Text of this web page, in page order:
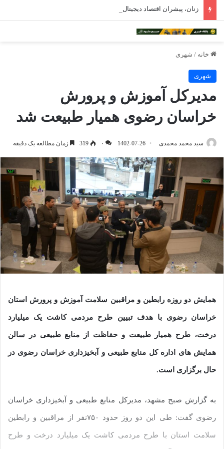
زنان، پیشران اقتصاد دیجیتال هستند/هوش مصنوعی ترسناک نیست
خانه / شهری
شهری
مدیرکل آموزش و پرورش
خراسان رضوی همیار طبیعت شد
سید محمد محمدی 1402-07-26 ۰ 319 زمان مطالعه یک دقیقه
همایش دو روزه رابطین و مراقبین سلامت آموزش و پرورش استان
خراسان رضوی با هدف تبیین طرح مردمی کاشت یک میلیارد
درخت، طرح همیار طبیعت و حفاظت از منابع طبیعی در سالن
همایش های اداره کل منابع طبیعی و آبخیزداری خراسان رضوی در
حال برگزاری است.
به گزارش صبح مشهد، مدیرکل منابع طبیعی و آبخیزداری خراسان
رضوی گفت: طی این دو روز حدود ۷۵۰نفر از مراقبین و رابطین
سلامت استان با طرح مردمی کاشت یک میلیارد درخت و طرح